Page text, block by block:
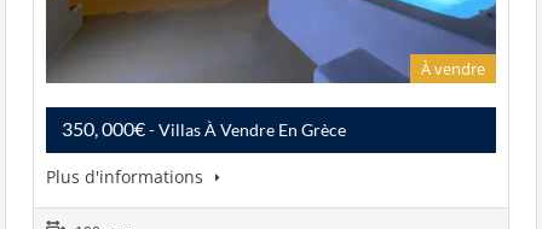
À vendre
350, 000€- Villas À Vendre En Grèce
Plus d'informations